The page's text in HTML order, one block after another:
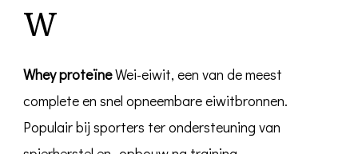
W
Whey proteïneWei-eiwit, een van de meest
complete en snel opneembare eiwitbronnen.
Populair bij sporters ter ondersteuning van